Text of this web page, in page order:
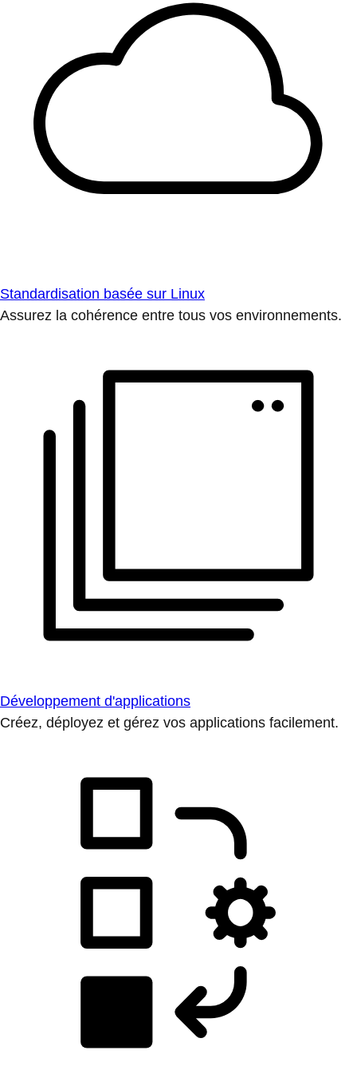
Standardisation basée sur Linux
Assurez la cohérence entre tous vos environnements.
Développement d'applications
Créez, déployez et gérez vos applications facilement.